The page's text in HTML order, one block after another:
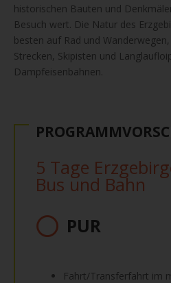
historischen Bauten und
Besuch wert. Die Natur des
besten auf Rad und
Strecken, Skipisten und
Dampfeisenbahnen.
5 Tage
Bus und Bahn
PUR
Fahrt/Transferfahrt im